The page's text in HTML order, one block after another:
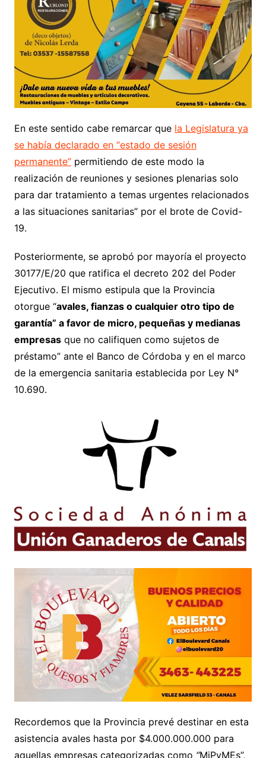
En este sentido cabe remarcar que la Legislatura ya
se había declarado en “estado de sesión
permanente”permitiendo de este modo la
realización de reuniones y sesiones plenarias solo
para dar tratamiento a temas urgentes relacionados
a las situaciones sanitarias” por el brote de Covid-
19.
Posteriormente, se aprobó por mayoría el proyecto
30177/E/20 que ratifica el decreto 202 del Poder
Ejecutivo. El mismo estipula que la Provincia
otorgue “avales, fianzas o cualquier otro tipo de
garantía” a favor de micro, pequeñas y medianas
empresasque no califiquen como sujetos de
préstamo” ante el Banco de Córdoba y en el marco
de la emergencia sanitaria establecida por Ley N°
10.690.
Recordemos que la Provincia prevé destinar en esta
asistencia avales hasta por $4.000.000.000 para
aquellas empresas categorizadas como “MiPyMEs”,